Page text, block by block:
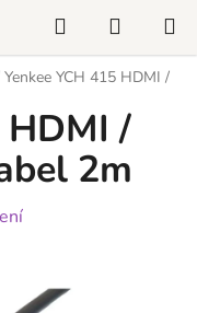
Hledat
KOŠÍK
Yenkee YCH 415 HDMI /
HDMI /
2m